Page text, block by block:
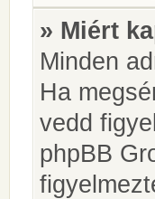
» Miért
Minden
Ha
vedd
phpBB